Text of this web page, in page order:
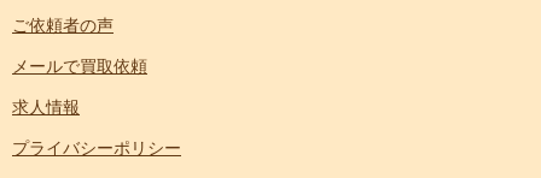
ご依頼者の声
メールで買取依頼
求人情報
プライバシーポリシー